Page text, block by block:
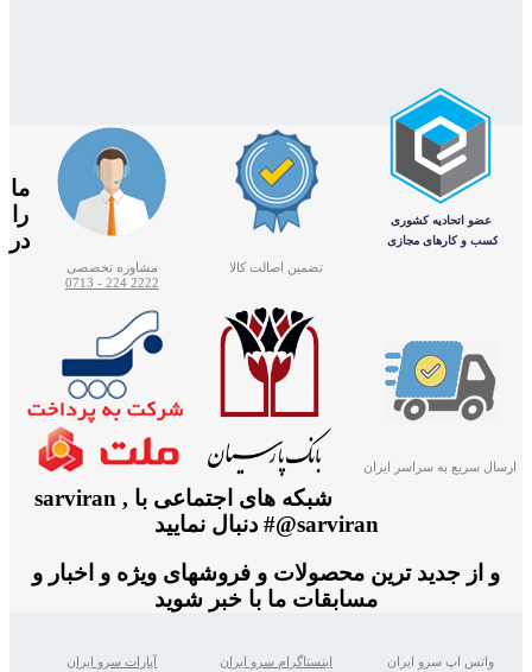
تضمین اصالت کالا
مشاوره تخصصی
2222 224 - 0713
ارسال سریع به سراسر ایران
ما
را
در
شبکه های اجتماعی با sarviran ,
@sarviran# دنبال نمایید
و از جدید ترین محصولات و فروشهای ویژه و اخبار و
مسابقات ما با خبر شوید
واتس اپ سرو ایران اینستاگرام سرو ایران آپارات سرو ایران